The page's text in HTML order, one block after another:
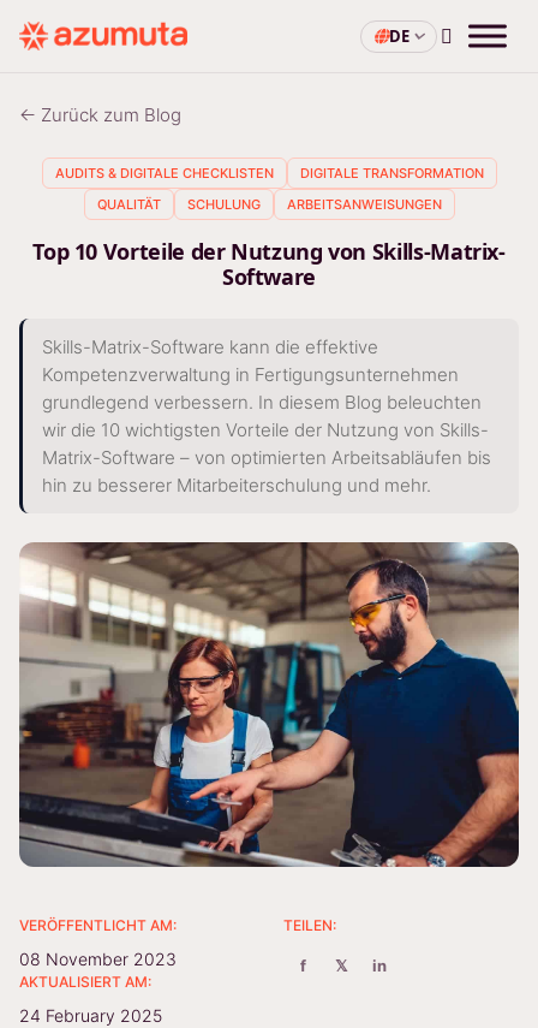
DE
← Zurück zum Blog
AUDITS & DIGITALE CHECKLISTEN
DIGITALE TRANSFORMATION
QUALITÄT
SCHULUNG ARBEITSANWEISUNGEN
Top 10 Vorteile der Nutzung von Skills-Matrix-
Software
Skills-Matrix-Software kann die effektive
Kompetenzverwaltung in Fertigungsunternehmen
grundlegend verbessern. In diesem Blog beleuchten
wir die 10 wichtigsten Vorteile der Nutzung von Skills-
Matrix-Software – von optimierten Arbeitsabläufen bis
hin zu besserer Mitarbeiterschulung und mehr.
VERÖFFENTLICHT AM:
08 November 2023
AKTUALISIERT AM:
24 February 2025
TEILEN:
f 𝕏 in